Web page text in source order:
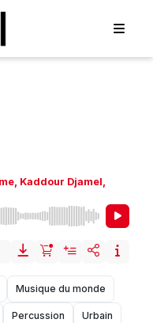
, Kaddour Djamel,
Musique du monde
Percussion Urbain